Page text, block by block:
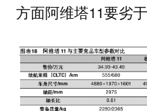
方面阿维塔11要劣于